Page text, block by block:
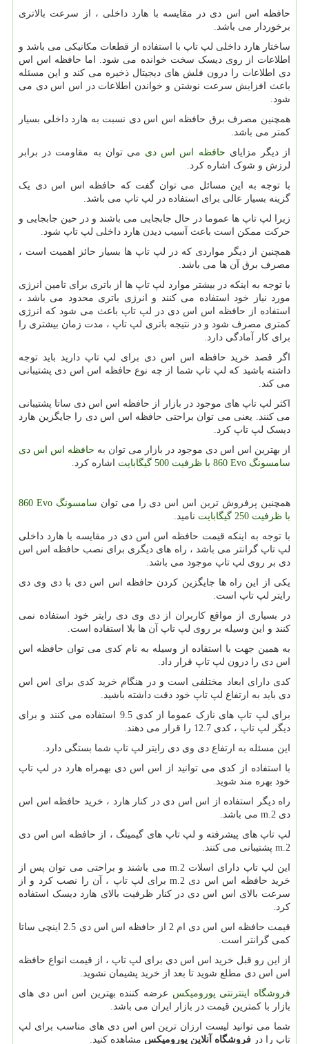
حافظه اس اس دی در مقایسه با هارد داخلی ، از سرعت بالاتری
برخوردار می باشد.
ساختار هارد داخلی لپ تاپ با استفاده از قطعات مکانیکی می باشد و
اطلاعات از روی دیسک سخت خوانده می شود. اما حافظه اس اس
دی اطلاعات را درون فلش های دیجیتال ذخیره می کند و این مسئله
باعث افزایش سرعت نوشتن و خواندن اطلاعات در اس اس دی می
شود.
همچنین مصرف برق حافظه اس اس دی نسبت به هارد داخلی بسیار
کمتر می باشد.
از دیگر مزایای حافظه اس اس دی می توان به مقاومت در برابر
لرزش و شوک اشاره کرد.
با توجه به این مسائل می توان گفت که حافظه اس اس دی یک
گزینه بسیار عالی برای استفاده در لپ تاپ می باشد.
زیرا لپ تاپ ها عموما در حال جابجایی می باشند و در حین جابجایی و
حرکت ممکن است باعث آسیب دیدن هارد داخلی لپ تاپ شود.
همچنین از دیگر مواردی که در لپ تاپ ها بسیار حائز اهمیت است ،
مصرف برق آن ها می باشد.
با توجه به اینکه در بیشتر موارد لپ تاپ ها از باتری برای تامین انرژی
مورد نیاز خود استفاده می کنند و انرژی باتری محدود می باشد ،
استفاده از حافظه اس اس دی در لپ تاپ باعث می شود که انرژی
کمتری مصرف شود و در نتیجه باتری لپ تاپ ، مدت زمان بیشتری را
برای کار آمادگی دارد.
اگر قصد خرید حافظه اس اس دی برای لپ تاپ دارید باید توجه
داشته باشید که لپ تاپ شما از چه نوع حافظه اس اس دی پشتیبانی
می کند.
اکثر لپ تاپ های موجود در بازار از حافظه اس اس دی ساتا پشتیبانی
می کنند. یعنی می توان براحتی حافظه اس اس دی را جایگزین هارد
دیسک لپ تاپ کرد.
از بهترین اس اس دی موجود در بازار می توان به حافظه اس اس دی
سامسونگ 860 Evo با ظرفیت 500 گیگابایت اشاره کرد.
همچنین پرفروش ترین اس اس دی را می توان سامسونگ860 Evo
با ظرفیت 250 گیگابایت
نامید.
با توجه به اینکه قیمت حافظه اس اس دی در مقایسه با هارد داخلی
لپ تاپ گرانتر می باشد ، راه های دیگری برای نصب حافظه اس اس
دی بر روی لپ تاپ موجود می باشد.
یکی از این راه ها جایگزین کردن حافظه اس اس دی با دی وی دی
رایتر لپ تاپ است.
در بسیاری از مواقع کاربران از دی وی دی رایتر خود استفاده نمی
کنند و این وسیله بر روی لپ تاپ آن ها بلا استفاده است.
به همین جهت با استفاده از وسیله به نام کدی می توان حافظه اس
اس دی را درون لپ تاپ قرار داد.
کدی دارای ابعاد مختلفی است و در هنگام خرید کدی برای اس اس
دی باید به ارتفاع لپ تاپ خود دقت داشته باشید.
برای لپ تاپ های نازک عموما از کدی 9.5 استفاده می کنند و برای
دیگر لپ تاپ ، کدی 12.7 را قرار می دهند.
این مسئله به ارتفاع دی وی دی رایتر لپ تاپ شما بستگی دارد.
با استفاده از کدی می توانید از اس اس دی بهمراه هارد در لپ تاپ
خود بهره مند شوید.
راه دیگر استفاده از اس اس دی در کنار هارد ، خرید حافظه اس اس
دی m.2 می باشد.
لپ تاپ های پیشرفته و لپ تاپ های گیمینگ ، از حافظه اس اس دی
m.2 پشتیبانی می کنند.
این لپ تاپ دارای اسلات m.2 می باشند و براحتی می توان پس از
خرید حافظه اس اس دی m.2 برای لپ تاپ ، آن را نصب کرد و از
سرعت بالای اس اس دی در کنار ظرفیت بالای هارد دیسک استفاده
کرد.
قیمت حافظه اس اس دی ام 2 از حافظه اس اس دی 2.5 اینچی ساتا
کمی گرانتر است.
از این رو قبل خرید اس اس دی برای لپ تاپ ، از قیمت انواع حافظه
اس اس دی مطلع شوید تا بعد از خرید پشیمان نشوید.
فروشگاه اینترنتی پورومیکس عرضه کننده بهترین اس اس دی های
بازار با کمترین قیمت در بازار ایران می باشد.
شما می توانید لیست ارزان ترین اس اس دی های مناسب برای لپ
تاپ را در فروشگاه آنلاین پورومیکس مشاهده کنید.